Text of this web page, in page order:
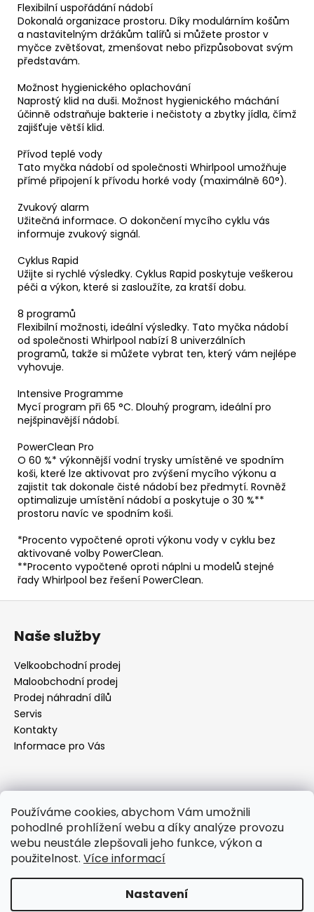
Používáme cookies, abychom Vám umožnili
pohodlné prohlížení webu a díky analýze provozu
webu neustále zlepšovali jeho funkce, výkon a
použitelnost. Více informací
Nastavení
Flexibilní uspořádání nádobí
Dokonalá organizace prostoru. Díky modulárním košům
a nastavitelným držákům talířů si můžete prostor v
myčce zvětšovat, zmenšovat nebo přizpůsobovat svým
představám.
Možnost hygienického oplachování
Naprostý klid na duši. Možnost hygienického máchání
účinně odstraňuje bakterie i nečistoty a zbytky jídla, čímž
zajišťuje větší klid.
Přívod teplé vody
Tato myčka nádobí od společnosti Whirlpool umožňuje
přímé připojení k přívodu horké vody (maximálně 60°).
Zvukový alarm
Užitečná informace. O dokončení mycího cyklu vás
informuje zvukový signál.
Cyklus Rapid
Užijte si rychlé výsledky. Cyklus Rapid poskytuje veškerou
péči a výkon, které si zasloužíte, za kratší dobu.
8 programů
Flexibilní možnosti, ideální výsledky. Tato myčka nádobí
od společnosti Whirlpool nabízí 8 univerzálních
programů, takže si můžete vybrat ten, který vám nejlépe
vyhovuje.
Intensive Programme
Mycí program při 65 °C. Dlouhý program, ideální pro
nejšpinavější nádobí.
PowerClean Pro
O 60 %* výkonnější vodní trysky umístěné ve spodním
koši, které lze aktivovat pro zvýšení mycího výkonu a
zajistit tak dokonale čisté nádobí bez předmytí. Rovněž
optimalizuje umístění nádobí a poskytuje o 30 %**
prostoru navíc ve spodním koši.
*Procento vypočtené oproti výkonu vody v cyklu bez
aktivované volby PowerClean.
**Procento vypočtené oproti náplni u modelů stejné
řady Whirlpool bez řešení PowerClean.
Naše služby
Velkoobchodní prodej
Maloobchodní prodej
Prodej náhradní dílů
Servis
Kontakty
Informace pro Vás
objednavky@elektrorezny.cz
602 155 983
https://www.facebook.com/jirireznyelektroservis
reznyelektro